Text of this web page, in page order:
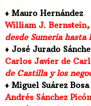
♦ Mauro Hernández
William J. Bernstein,
desde Sumeria hasta
♦ José Jurado
Carlos Javier de
de Castilla y los
♦ Miguel Suárez Bosa
Andrés Sánchez